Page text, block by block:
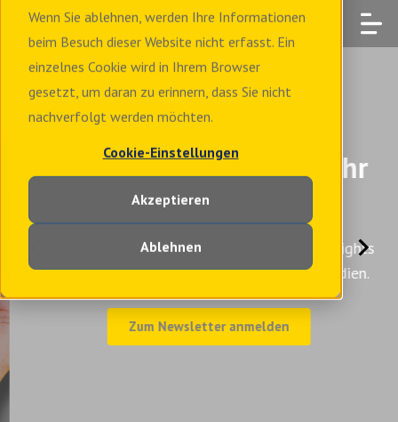
Wenn Sie ablehnen, werden Ihre Informationen
beim Besuch dieser Website nicht erfasst. Ein
einzelnes Cookie wird in Ihrem Browser
gesetzt, um daran zu erinnern, dass Sie nicht
nachverfolgt werden möchten.
Cookie-Einstellungen
Akzeptieren
Ablehnen
SMART NEWS direkt in Ihr
Postfach
Erhalten Sie regelmäßig Tipps, Trends & Insights
rund um PR, Kommunikation & digitale Medien.
Zum Newsletter anmelden